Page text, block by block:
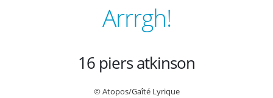
Arrrgh!
16 piers atkinson
© Atopos/Gaîté Lyrique